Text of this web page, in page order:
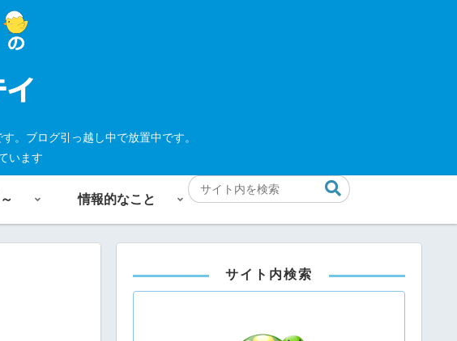
。ブログ引っ越し中で放置中です。
います
情報的なこと
サイト内検索